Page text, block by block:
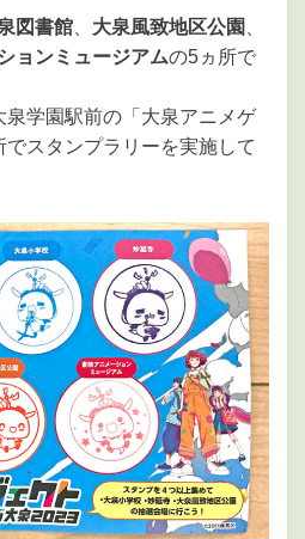
図書館 大泉風致地区公園
ョンミュージアムの5ヵ所で
学園駅前の「大泉アニメゲ
スタンプラリーを実施して